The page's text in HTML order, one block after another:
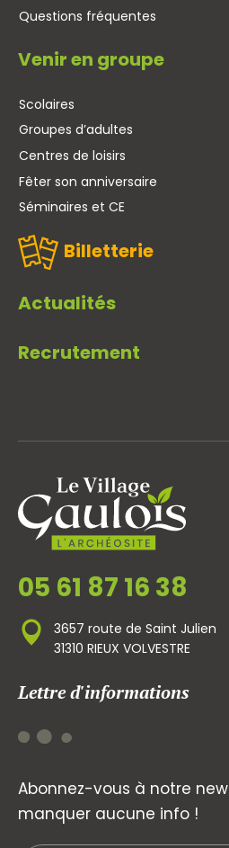
Questions fréquentes
Venir en groupe
Scolaires
Groupes d’adultes
Centres de loisirs
Fêter son anniversaire
Séminaires et CE
Billetterie
Actualités
Recrutement
05 61 87 16 38
3657 route de Saint Julien
31310 RIEUX VOLVESTRE
Lettre d'informations
Abonnez-vous à notre
manquer aucune info !